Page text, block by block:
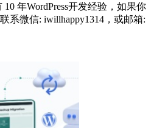
年WordPress开发经验，如果你
系微信: iwillhappy1314，或邮箱: